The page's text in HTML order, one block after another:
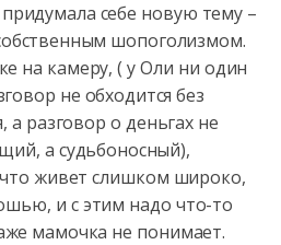
себе новую тему –
шопоголизмом.
на камеру, ( у Оли ни один
не обходится без
а разговор о деньгах не
а судьбоносный),
живет слишком широко,
и с этим надо что-то
мамочка не понимает.